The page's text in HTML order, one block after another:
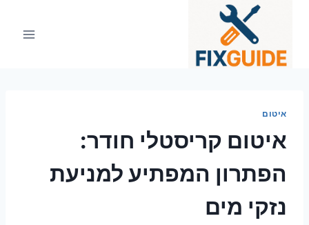
איטום
איטום קריסטלי חודר:
הפתרון המפתיע למניעת
נזקי מים